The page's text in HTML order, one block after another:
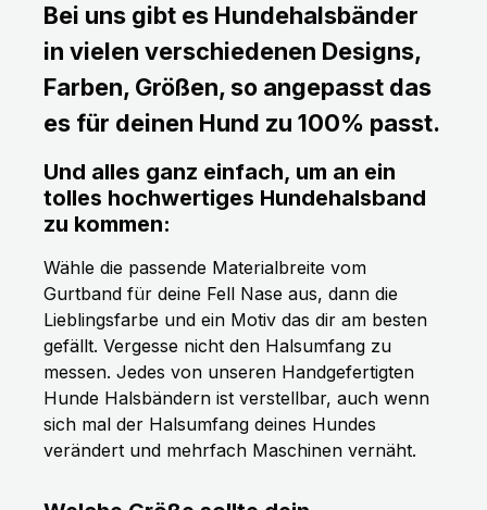
Bei uns gibt es Hundehalsbänder
in vielen verschiedenen Designs,
Farben, Größen, so angepasst das
es für deinen Hund zu 100% passt.
Und alles ganz einfach, um an ein
tolles hochwertiges Hundehalsband
zu kommen:
Wähle die passende Materialbreite vom
Gurtband für deine Fell Nase aus, dann die
Lieblingsfarbe und ein Motiv das dir am besten
gefällt. Vergesse nicht den Halsumfang zu
messen. Jedes von unseren Handgefertigten
Hunde Halsbändern ist verstellbar, auch wenn
sich mal der Halsumfang deines Hundes
verändert und mehrfach Maschinen vernäht.